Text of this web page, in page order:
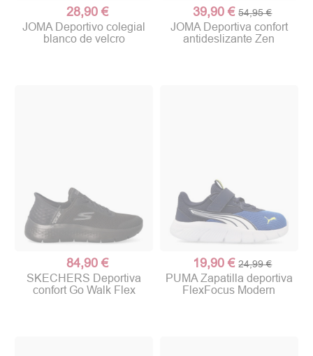
28,90 €
JOMA Deportivo colegial
blanco de velcro
39,90 € 54,95 €
JOMA Deportiva confort
antideslizante Zen
84,90 €
SKECHERS Deportiva
confort Go Walk Flex
19,90 € 24,99 €
PUMA Zapatilla deportiva
FlexFocus Modern